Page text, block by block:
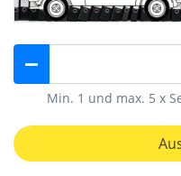
Min. 1 und max. 5 x